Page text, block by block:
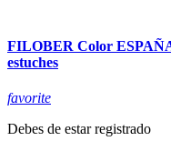
FILOBER Color
estuches
favorite
Debes de estar registrado